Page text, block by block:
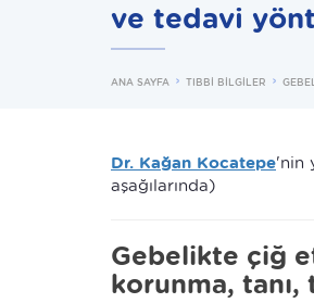
ve tedavi
ANA SAYFA TIBBİ BİLGİLER
Dr. Kağan Kocatepe'nin
aşağılarında)
Gebelikte çiğ
korunma, tanı,